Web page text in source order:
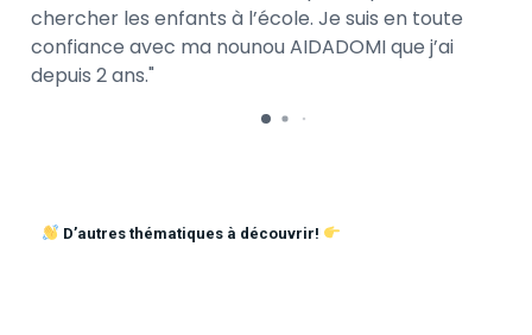
chercher les enfants à l’école. Je suis en toute
confiance avec ma nounou AIDADOMI que j’ai
depuis 2 ans.
D’autres thématiques à découvrir!